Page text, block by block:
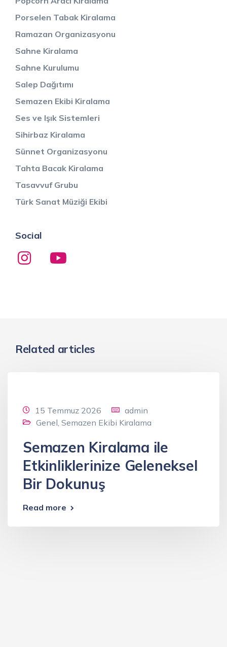
Porselen Tabak Kiralama
Ramazan Organizasyonu
Sahne Kiralama
Sahne Kurulumu
Salep Dağıtımı
Semazen Ekibi Kiralama
Ses ve Işık Sistemleri
Sihirbaz Kiralama
Sünnet Organizasyonu
Tahta Bacak Kiralama
Tasavvuf Grubu
Türk Sanat Müziği Ekibi
Social
Related articles
15 Temmuz 2026
admin
Genel Semazen Ekibi Kiralama
Semazen Kiralama ile
Etkinliklerinize Geleneksel
Bir Dokunuş
Read more